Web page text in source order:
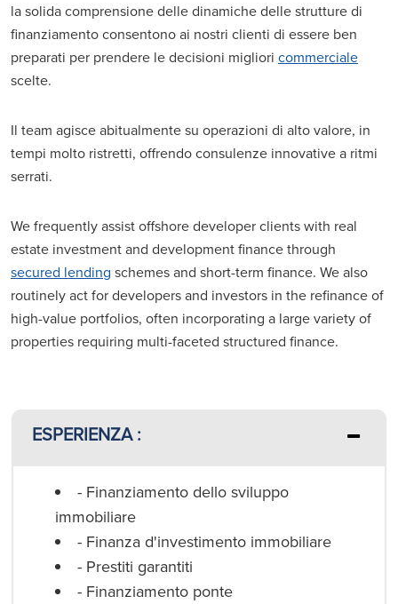
la solida comprensione delle dinamiche delle strutture di
finanziamento consentono ai nostri clienti di essere ben
preparati per prendere le decisioni migliori commerciale
scelte.
Il team agisce abitualmente su operazioni di alto valore, in
tempi molto ristretti, offrendo consulenze innovative a ritmi
serrati.
We frequently assist offshore developer clients with real
estate investment and development finance through
secured lending schemes and short-term finance. We also
routinely act for developers and investors in the refinance of
high-value portfolios, often incorporating a large variety of
properties requiring multi-faceted structured finance.
ESPERIENZA :
- Finanziamento dello sviluppo
immobiliare
- Finanza d'investimento immobiliare
- Prestiti garantiti
- Finanziamento ponte